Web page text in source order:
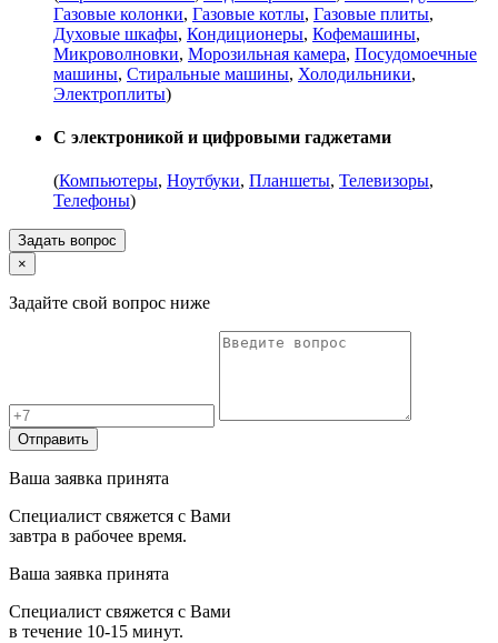
Газовые колонки, Газовые котлы, Газовые плиты,
Духовые шкафы, Кондиционеры, Кофемашины,
Микроволновки, Морозильная камера, Посудомоечные
машины, Стиральные машины, Холодильники,
Электроплиты)
С электроникой и цифровыми гаджетами
(Компьютеры, Ноутбуки, Планшеты, Телевизоры,
Телефоны)
Задать вопрос
×
Задайте свой вопрос ниже
Отправить
Ваша заявка принята
Специалист свяжется с Вами
завтра в рабочее время.
Ваша заявка принята
Специалист свяжется с Вами
в течение 10-15 минут.